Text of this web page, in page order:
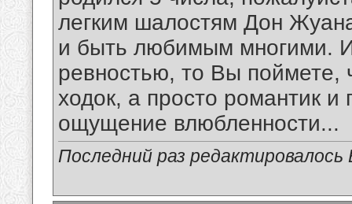
легким шалостям Дон
и быть любимым многими.
ревностью, то Вы
ходок, а просто романтик и
ощущение влюбленности...
Последний раз